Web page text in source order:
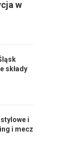
w
składy
i
i mecz